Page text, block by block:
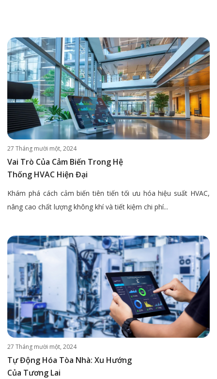
27 Tháng mười một, 2024
Vai Trò Của Cảm Biến Trong Hệ
Thống HVAC Hiện Đại
Khám phá cách cảm biến tiên tiến tối ưu hóa hiệu suất HVAC,
nâng cao chất lượng không khí và tiết kiệm chi phí...
27 Tháng mười một, 2024
Tự Động Hóa Tòa Nhà: Xu Hướng
Của Tương Lai